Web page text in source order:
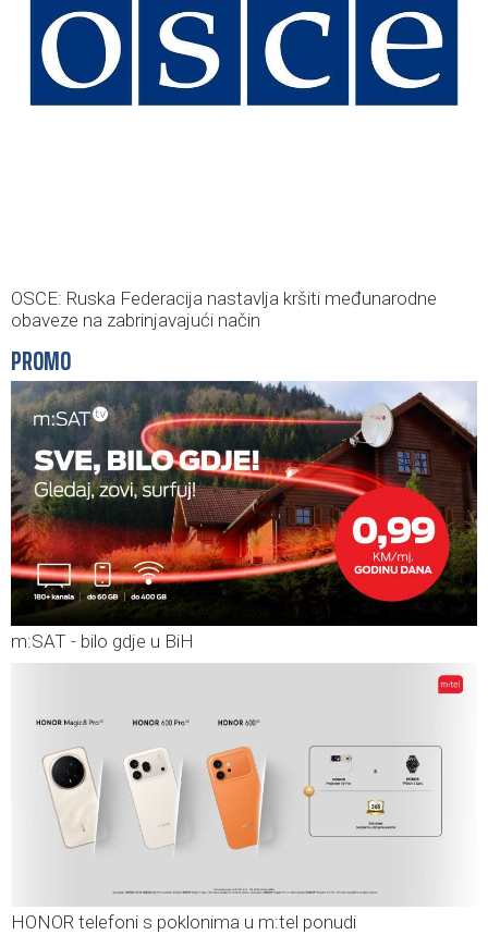
OSCE: Ruska Federacija nastavlja kršiti međunarodne
obaveze na zabrinjavajući način
PROMO
m:SAT - bilo gdje u BiH
HONOR telefoni s poklonima u m:tel ponudi